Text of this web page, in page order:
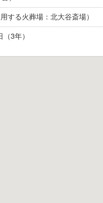
する火葬場：北大谷斎場）
3年）